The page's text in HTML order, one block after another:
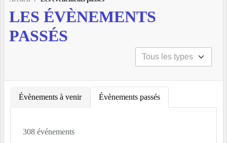
LES ÉVÈNEMENTS
PASSÉS
Évènements à venir Évènements passés
308 événements